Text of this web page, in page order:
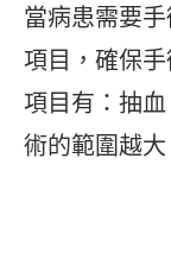
當病患需要
項目，確保
項目有：抽
術的範圍越